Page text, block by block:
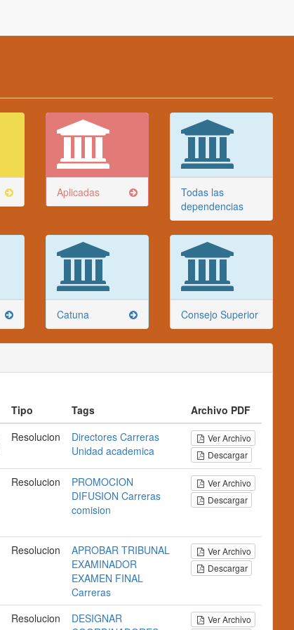
Aplicadas
Todas las
dependencias
Catuna Consejo Superior
Tipo Tags
Archivo PDF
Resolucion Directores Carreras
Unidad academica
Ver Archivo
Descargar
Resolucion
PROMOCION
DIFUSION Carreras
comision
Ver Archivo
Descargar
Resolucion APROBAR TRIBUNAL
EXAMINADOR
EXAMEN FINAL
Carreras
Ver Archivo
Descargar
Resolucion
DESIGNAR
Ver Archivo